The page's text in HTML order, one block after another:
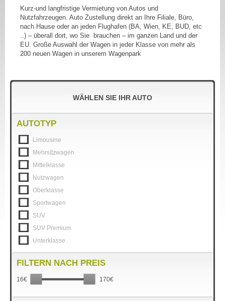
Kurz-und langfristige Vermietung von Autos und
Nutzfahrzeugen. Auto Zustellung direkt an Ihre Filiale, Büro,
nach Hause oder an jeden Flughafen (BA, Wien, KE, BUD, etc
..) – überall dort, wo Sie brauchen – im ganzen Land und der
EU. Große Auswahl der Wagen in jeder Klasse von mehr als
200 neuen Wagen in unserem Wagenpark
WÄHLEN SIE IHR AUTO
AUTOTYP
Limousine
Mehrsitzwagen
Mittelklasse
Nutzwagen
Oberklasse
Sportwagen
SUV
SUV Premium
Unterklasse
FILTERN NACH PREIS
16€ 170€